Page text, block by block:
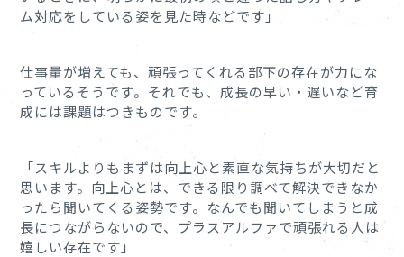
ム対応をしている姿を見た時などです」
仕事量が増えても、頑張ってくれる部下の存在が力にな
っているそうです。それでも、成長の早い・遅いなど育
成には課題はつきものです。
「スキルよりもまずは向上心と素直な気持ちが大切だと
思います。向上心とは、できる限り調べて解決できなか
ったら聞いてくる姿勢です。なんでも聞いてしまうと成
長につながらないので、プラスアルファで頑張れる人は
嬉しい存在です」